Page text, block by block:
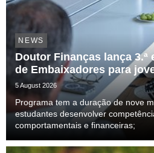
NEWS
Doutor Finanças lança 3.ª
de Embaixadores para
5 August 2026
Programa tem a duração de nove
estudantes desenvolver
comportamentais e financeiras;